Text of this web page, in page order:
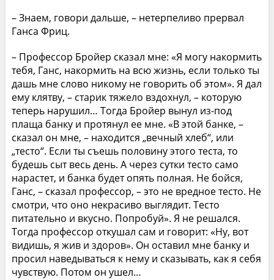
– Знаем, говори дальше, – нетерпеливо прервал
Ганса Фриц.
– Профессор Бройер сказал мне: «Я могу накормить
тебя, Ганс, накормить на всю жизнь, если только ты
дашь мне слово никому не говорить об этом». Я дал
ему клятву, – старик тяжело вздохнул, – которую
теперь нарушил… Тогда Бройер вынул из-под
плаща банку и протянул ее мне. «В этой банке, –
сказал он мне, – находится „вечный хлеб“, или
„тесто“. Если ты съешь половину этого теста, то
будешь сыт весь день. А через сутки тесто само
нарастет, и банка будет опять полная. Не бойся,
Ганс, – сказал профессор, – это не вредное тесто. Не
смотри, что оно некрасиво выглядит. Тесто
питательно и вкусно. Попробуй». Я не решался.
Тогда профессор откушал сам и говорит: «Ну, вот
видишь, я жив и здоров». Он оставил мне банку и
просил наведываться к нему и сказывать, как я себя
чувствую. Потом он ушел…